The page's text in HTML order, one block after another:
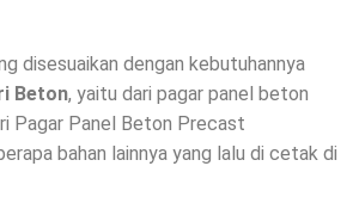
disesuaikan dengan kebutuhannya
Beton, yaitu dari pagar panel beton
Pagar Panel Beton Precast
bahan lainnya yang lalu di cetak di